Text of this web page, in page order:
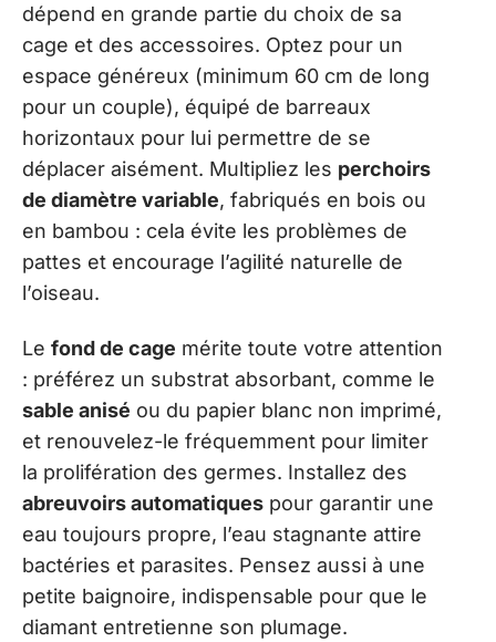
dépend en grande partie du choix de sa
cage et des accessoires. Optez pour un
espace généreux (minimum 60 cm de long
pour un couple), équipé de barreaux
horizontaux pour lui permettre de se
déplacer aisément. Multipliez les perchoirs
de diamètre variable, fabriqués en bois ou
en bambou : cela évite les problèmes de
pattes et encourage l’agilité naturelle de
l’oiseau.
Le fond de cage mérite toute votre attention
: préférez un substrat absorbant, comme le
sable anisé ou du papier blanc non imprimé,
et renouvelez-le fréquemment pour limiter
la prolifération des germes. Installez des
abreuvoirs automatiques pour garantir une
eau toujours propre, l’eau stagnante attire
bactéries et parasites. Pensez aussi à une
petite baignoire, indispensable pour que le
diamant entretienne son plumage.